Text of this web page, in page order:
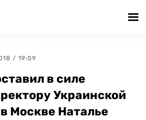
/ 19:09
в силе
Украинской
Москве Наталье